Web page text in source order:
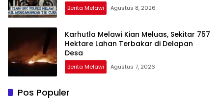
Berita Melawi Agustus 8, 2026
Karhutla Melawi Kian Meluas, Sekitar 757
Hektare Lahan Terbakar di Delapan
Desa
Berita Melawi Agustus 7, 2026
Pos Populer